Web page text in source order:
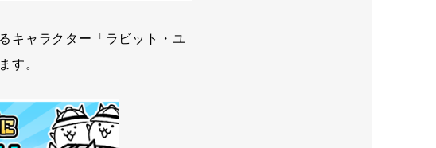
キャラクター「ラビット・ユ
す。